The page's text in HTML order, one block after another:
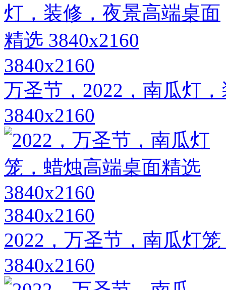
3840x2160
万圣节，2022，南瓜灯
3840x2160
3840x2160
2022，万圣节，南瓜灯
3840x2160